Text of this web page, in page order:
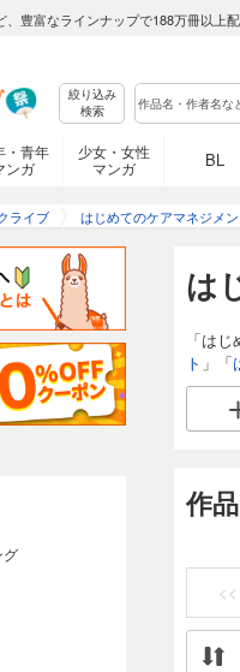
豊富なラインナップで188万冊以上配
絞り込み
検索
・青年
ンガ
少女・女性
マンガ
BL
ライブ はじめてのケアマネジメ
は
「は
ト 」「
作
<<
グ